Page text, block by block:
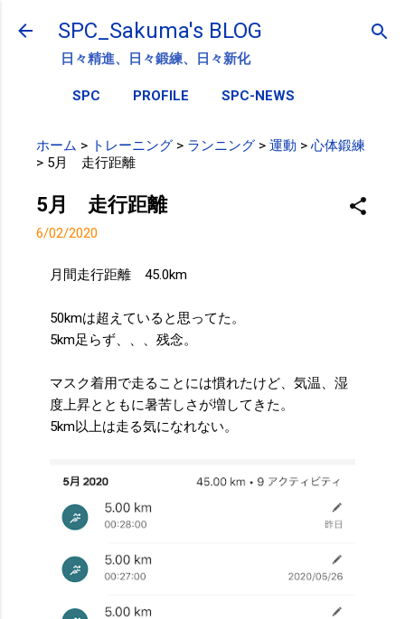
スキップしてメイン コンテンツに移動
SPC_Sakuma's BLOG
日々精進、日々鍛練、日々新化
SPC PROFILE SPC-NEWS
ホーム > トレーニング > ランニング > 運動 > 心体鍛練
> 5月 走行距離
5月 走行距離
6/02/2020
月間走行距離 45.0km
50kmは超えていると思ってた。
5km足らず、、、残念。
マスク着用で走ることには慣れたけど、気温、湿
度上昇とともに暑苦しさが増してきた。
5km以上は走る気になれない。